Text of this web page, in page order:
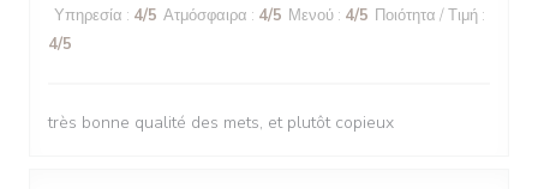
Υπηρεσία : 4/5 Ατμόσφαιρα : 4/5 Μενού : 4/5 Ποιότητα / Τιμή :
4/5
très bonne qualité des mets, et plutôt copieux